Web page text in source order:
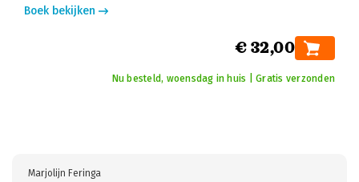
Boek bekijken
€ 32,00
Nu besteld, woensdag in huis | Gratis verzonden
Marjolijn Feringa